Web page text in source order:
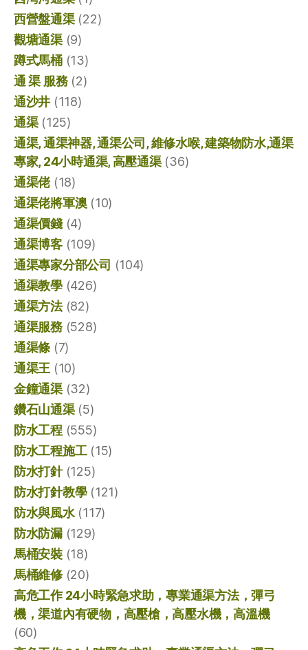
西營盤通渠(22)
觀塘通渠(9)
蹲式馬桶(13)
通 渠 服務(2)
通沙井 (118)
通渠(125)
通渠, 通渠神器, 通渠公司, 維修水喉, 建築物防水,通渠
專家, 24小時通渠, 高壓通渠(36)
通渠佬(18)
通渠佬將軍澳(10)
通渠價錢(4)
通渠博客(109)
通渠專家分部公司 (104)
通渠教學(426)
通渠方法(82)
通渠服務(528)
通渠條 (7)
通渠王 (10)
金鐘通渠(32)
鑽石山通渠(5)
防水工程(555)
防水工程施工(15)
防水打針(125)
防水打針教學(121)
防水與風水(117)
防水防漏(129)
馬桶安裝(18)
馬桶維修(20)
高危工作 24小時緊急求助，專業通渠方法，彈弓
機，渠道內有硬物，高壓槍，高壓水機，高溫機
(60)